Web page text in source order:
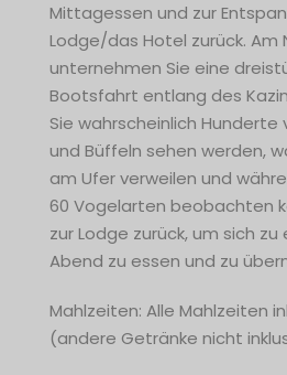
Mittagessen und zur
Lodge/das Hotel zurück.
unternehmen Sie eine
Bootsfahrt entlang des
Sie wahrscheinlich Hunderte
und Büffeln sehen werden,
am Ufer verweilen und
60 Vogelarten beobachten
zur Lodge zurück, um sich
Abend zu essen und zu
Mahlzeiten: Alle Mahlzeiten
(andere Getränke nicht